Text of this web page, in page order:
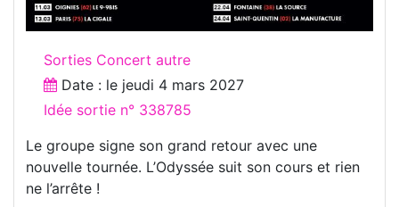
Sorties Concert autre
Date : le jeudi 4 mars 2027
Idée sortie n° 338785
Le groupe signe son grand retour avec une
nouvelle tournée. L’Odyssée suit son cours et rien
ne l’arrête !